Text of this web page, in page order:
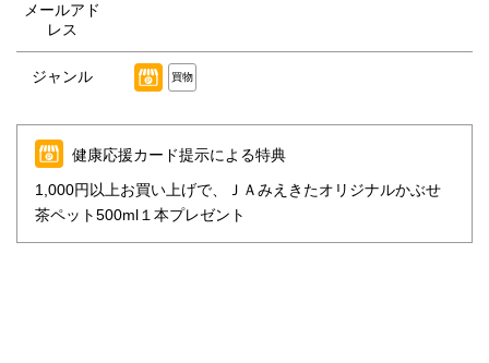
メールアド
レス
ジャンル 買物
健康応援カード提示による特典
1,000円以上お買い上げで、ＪＡみえきたオリジナルかぶせ
茶ペット500ml１本プレゼント